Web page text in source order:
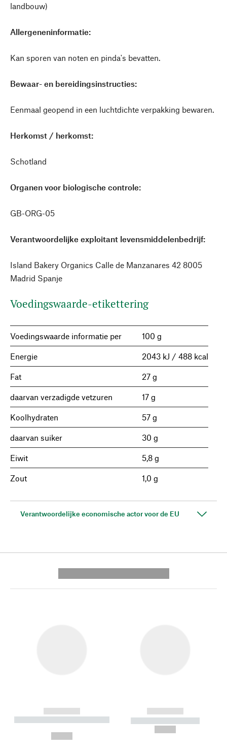
landbouw)
Allergeneninformatie:
Kan sporen van noten en pinda's bevatten.
Bewaar- en bereidingsinstructies:
Eenmaal geopend in een luchtdichte verpakking bewaren.
Herkomst / herkomst:
Schotland
Organen voor biologische controle:
GB-ORG-05
Verantwoordelijke exploitant levensmiddelenbedrijf:
Island Bakery Organics Calle de Manzanares 42 8005
Madrid Spanje
Voedingswaarde-etikettering
Voedingswaarde informatie per 100 g
Energie 2043 kJ / 488 kcal
Fat 27 g
daarvan verzadigde vetzuren 17 g
Koolhydraten 57 g
daarvan suiker 30 g
Eiwit 5,8 g
Zout 1,0 g
Verantwoordelijke economische actor voor de EU
------------
----------- ----------- --------
------------
----------- -----------